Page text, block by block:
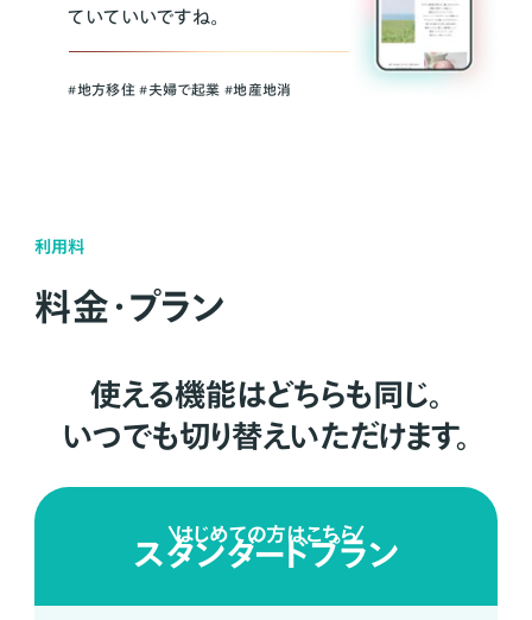
ていていいですね。
#地方移住 #夫婦で起業 #地産地消
利用料
料金・プラン
使える機能はどちらも同じ。
いつでも切り替えいただけます。
はじめての方はこちら
スタンダードプラン